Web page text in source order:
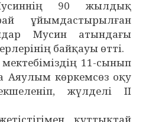
90 жылдық
ұйымдастырылған
Мусин атындағы
байқауы өтті.
11-сынып
Аяулым көркемсөз оқу
жүлделі II